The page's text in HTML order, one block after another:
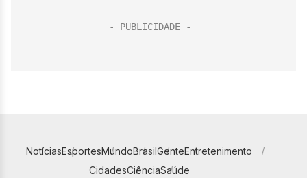
NotíciasEsportesMundoBrasilGenteEntretenimento
CidadesCiênciaSaúde